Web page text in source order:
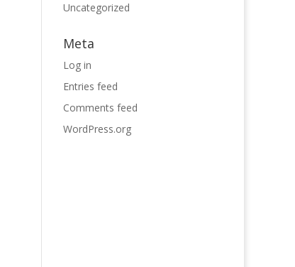
Uncategorized
Meta
Log in
Entries feed
Comments feed
WordPress.org